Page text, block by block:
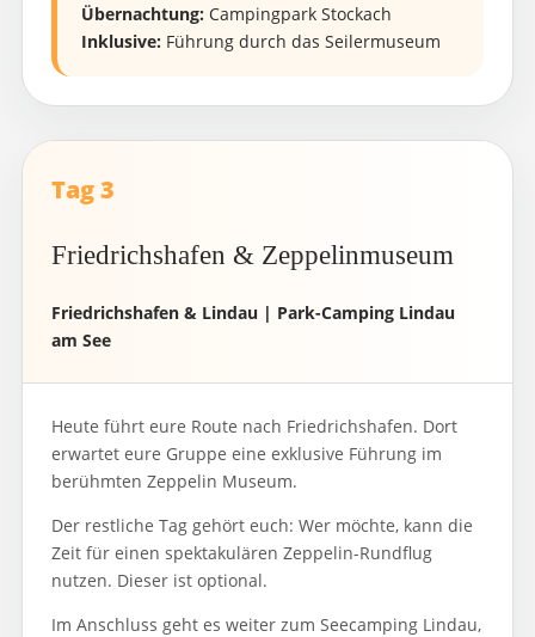
Übernachtung: Campingpark Stockach
Inklusive: Führung durch das Seilermuseum
Tag 3
Friedrichshafen & Zeppelinmuseum
Friedrichshafen & Lindau | Park-Camping Lindau
am See
Heute führt eure Route nach Friedrichshafen. Dort
erwartet eure Gruppe eine exklusive Führung im
berühmten Zeppelin Museum.
Der restliche Tag gehört euch: Wer möchte, kann die
Zeit für einen spektakulären Zeppelin-Rundflug
nutzen. Dieser ist optional.
Im Anschluss geht es weiter zum Seecamping Lindau,